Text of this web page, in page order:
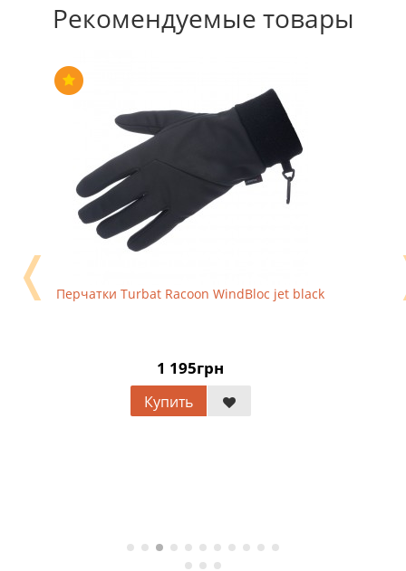
Рекомендуемые товары
Перчатки Turbat Racoon WindBloc jet black
1 195грн
Купить
❬